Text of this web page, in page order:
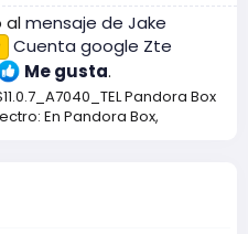
almensaje de Jake
Cuenta google Zte
Me gusta.
Pandora Box
En Pandora Box,
el tema